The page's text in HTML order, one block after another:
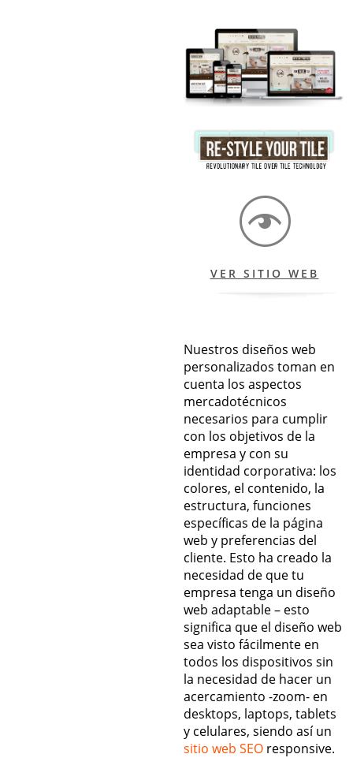
VER SITIO WEB
Nuestros diseños web
personalizados toman en
cuenta los aspectos
mercadotécnicos
necesarios para cumplir
con los objetivos de la
empresa y con su
identidad corporativa: los
colores, el contenido, la
estructura, funciones
específicas de la página
web y preferencias del
cliente. Esto ha creado la
necesidad de que tu
empresa tenga un diseño
web adaptable – esto
significa que el diseño web
sea visto fácilmente en
todos los dispositivos sin
la necesidad de hacer un
acercamiento -zoom- en
desktops, laptops, tablets
y celulares, siendo así un
sitio web SEO responsive.